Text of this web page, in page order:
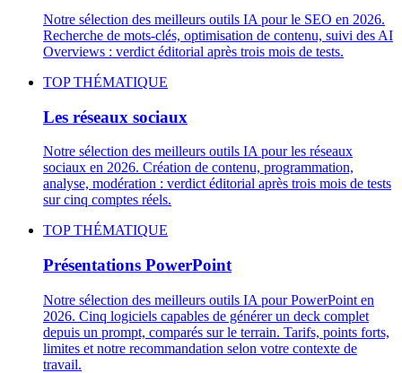
Notre sélection des meilleurs outils IA pour le SEO en 2026.
Recherche de mots-clés, optimisation de contenu, suivi des AI
Overviews : verdict éditorial après trois mois de tests.
TOP THÉMATIQUE
Les réseaux sociaux
Notre sélection des meilleurs outils IA pour les réseaux
sociaux en 2026. Création de contenu, programmation,
analyse, modération : verdict éditorial après trois mois de tests
sur cinq comptes réels.
TOP THÉMATIQUE
Présentations PowerPoint
Notre sélection des meilleurs outils IA pour PowerPoint en
2026. Cinq logiciels capables de générer un deck complet
depuis un prompt, comparés sur le terrain. Tarifs, points forts,
limites et notre recommandation selon votre contexte de
travail.